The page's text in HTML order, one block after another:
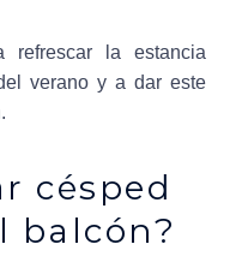
refrescar la estancia
verano y a dar este
césped
balcón?